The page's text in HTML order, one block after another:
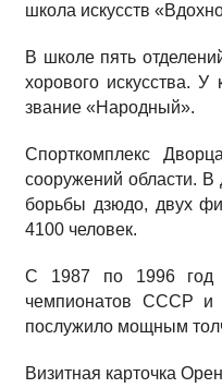
школа искусств
В школе пять
хорового искусства.
звание «Народный».
Спорткомплекс
сооружений области. В
борьбы дзюдо, двух
4100 человек.
С 1987 по 1996 год
чемпионатов СССР и
послужило мощным
Визитная карточка